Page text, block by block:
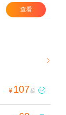
查看

¥ 107起 